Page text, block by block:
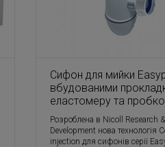
Сифон для мийки
вбудованими
еластомеру та
Розроблена в Nicoll Research &
Development нова технологія
injection для сифонів серії